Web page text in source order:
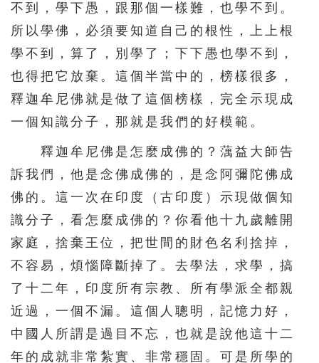
581 582 583 584 585
591 592 593 594 595
596 597 598 599 600
601 602 603 604
606 607 608 609 610
611 612 613 614 615
616 617 618 619 620
626 627 628 629 630
631 632 633 634 635
636 637 638 639 640
641 642 643 644
不到，學下愚，跟那個一樣難，也學不到。
所以學佛，必須要知道自己的根性，上上根
學不到，算了，別學了；下下愚也學不到，
也得把它放棄。這個半當中的，榜樣很多，
釋迦牟尼佛就是做了這個榜樣，完全示現成
一個知識分子，那就是我們的好模範。
釋迦牟尼佛是怎麼成佛的？蕅益大師告
訴我們，他是念佛成佛的，是念阿彌陀佛成
佛的。這一次在印度（古印度）示現做個知
識分子，看怎麼成佛的？你看他十九歲離開
家庭，捨棄王位，把世間的財色名利捨掉，
不容易，煩惱障斷掉了。去學法，求學，搞
了十二年，印度所有宗教、所有學派全都親
近過，一個不漏。這個人聰明，記憶力好，
中國人所謂是過目不忘，也就是說他這十二
年的成就非常紮實、非常穩固。可是所學的